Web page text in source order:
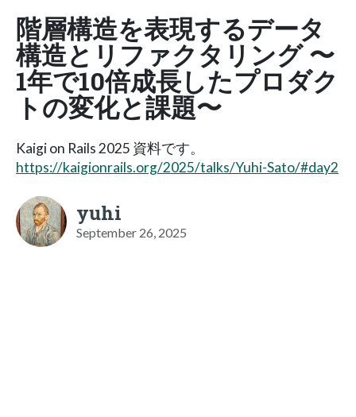
階層構造を表現するデータ
構造とリファクタリング 〜
1年で10倍成長したプロダク
トの変化と課題〜
Kaigi on Rails 2025 資料です。
https://kaigionrails.org/2025/talks/Yuhi-Sato/#day2
yuhi
September 26, 2025